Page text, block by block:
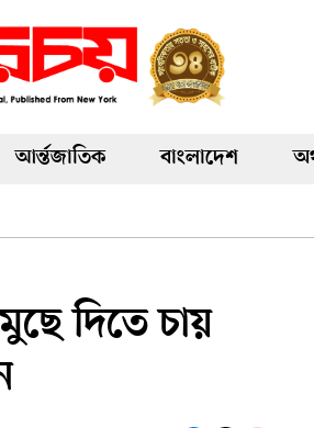
আর্ন্তজাতিক বাংলাদেশ
দিতে চায়